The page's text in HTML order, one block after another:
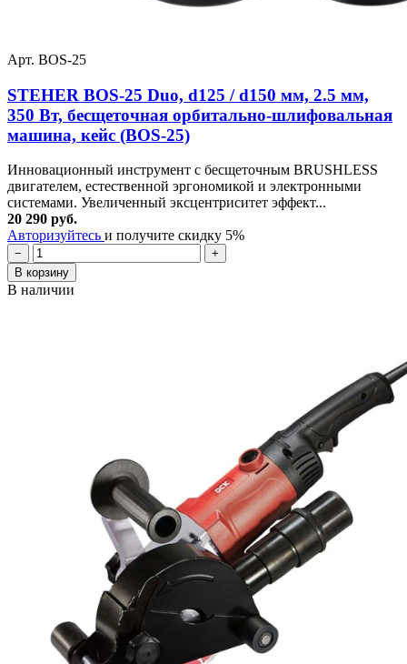
Арт. BOS-25
STEHER BOS-25 Duo, d125 / d150 мм, 2.5 мм,
350 Вт, бесщеточная орбитально-шлифовальная
машина, кейс (BOS-25)
Инновационный инструмент с бесщеточным BRUSHLESS
двигателем, естественной эргономикой и электронными
системами. Увеличенный эксцентриситет эффект...
20 290 руб.
Авторизуйтесь и получите скидку 5%
−
+
В корзину
В наличии